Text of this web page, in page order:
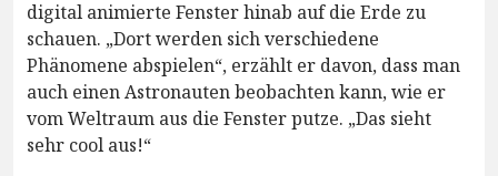
digital animierte Fenster hinab auf die Erde zu
schauen. „Dort werden sich verschiedene
Phänomene abspielen“, erzählt er davon, dass man
auch einen Astronauten beobachten kann, wie er
vom Weltraum aus die Fenster putze. „Das sieht
sehr cool aus!“